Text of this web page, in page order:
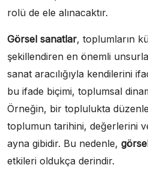
rolü de ele alınacaktır.
Görsel sanatlar, toplumların
şekillendiren en önemli
sanat aracılığıyla kendilerini
bu ifade biçimi, toplumsal
Örneğin, bir toplulukta
toplumun tarihini, değerlerini
ayna gibidir. Bu nedenle,
etkileri oldukça derindir.